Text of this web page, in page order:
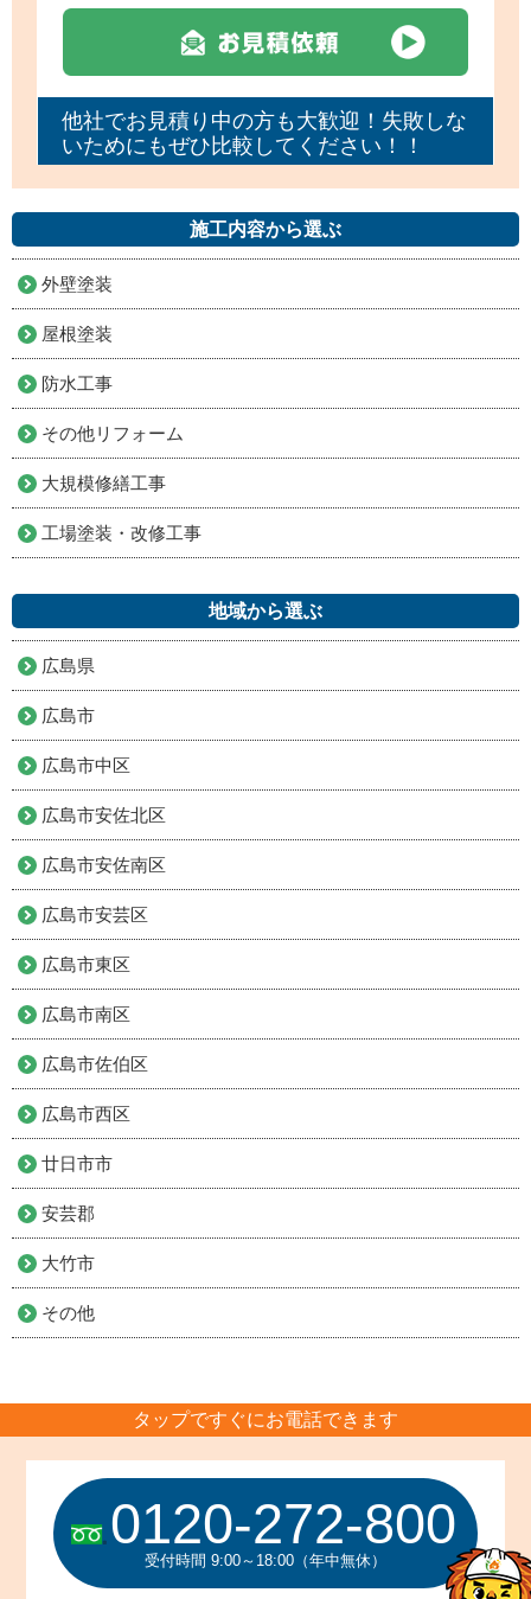
他社でお見積り中の方も大歓迎！失敗しな
いためにもぜひ比較してください！！
施工内容から選ぶ
外壁塗装
屋根塗装
防水工事
その他リフォーム
大規模修繕工事
工場塗装・改修工事
地域から選ぶ
広島県
広島市
広島市中区
広島市安佐北区
広島市安佐南区
広島市安芸区
広島市東区
広島市南区
広島市佐伯区
広島市西区
廿日市市
安芸郡
大竹市
その他
タップですぐにお電話できます
0120-272-800
受付時間 9:00～18:00（年中無休）